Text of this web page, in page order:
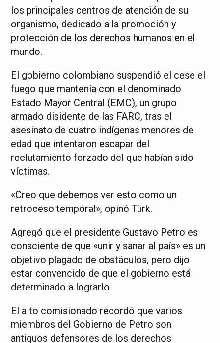
los principales centros de atención de su
organismo, dedicado a la promoción y
protección de los derechos humanos en el
mundo.
El gobierno colombiano suspendió el cese el
fuego que mantenía con el denominado
Estado Mayor Central (EMC), un grupo
armado disidente de las FARC, tras el
asesinato de cuatro indígenas menores de
edad que intentaron escapar del
reclutamiento forzado del que habían sido
víctimas.
«Creo que debemos ver esto como un
retroceso temporal», opinó Türk.
Agregó que el presidente Gustavo Petro es
consciente de que «unir y sanar al país» es un
objetivo plagado de obstáculos, pero dijo
estar convencido de que el gobierno está
determinado a lograrlo.
El alto comisionado recordó que varios
miembros del Gobierno de Petro son
antiguos defensores de los derechos